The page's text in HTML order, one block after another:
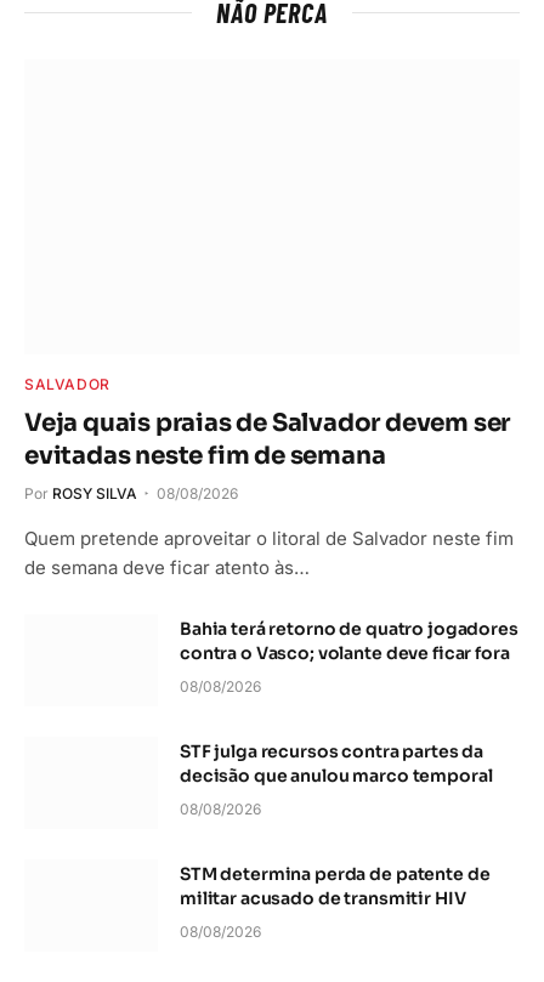
NÃO PERCA
SALVADOR
Veja quais praias de Salvador devem ser
evitadas neste fim de semana
Por ROSY SILVA 08/08/2026
Quem pretende aproveitar o litoral de Salvador neste fim
de semana deve ficar atento às…
Bahia terá retorno de quatro jogadores
contra o Vasco; volante deve ficar fora
08/08/2026
STF julga recursos contra partes da
decisão que anulou marco temporal
08/08/2026
STM determina perda de patente de
militar acusado de transmitir HIV
08/08/2026